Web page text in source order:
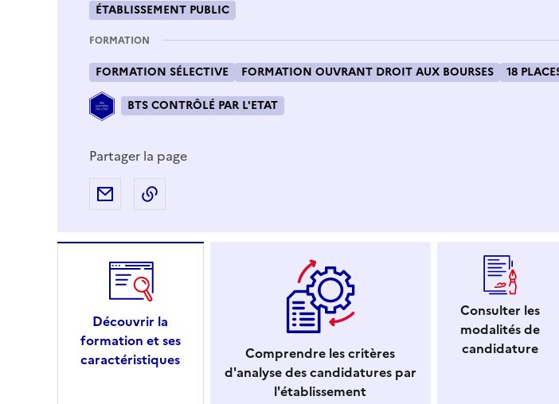
ÉTABLISSEMENT PUBLIC
FORMATION
FORMATION SÉLECTIVE FORMATION OUVRANT DROIT AUX BOURSES 18
BTS CONTRÔLÉ PAR L'ETAT
Partager la page
Partager par e-mail
Découvrir la
formation et ses
caractéristiques
Comprendre les critères
d'analyse des candidatures par
l'établissement
Consulter les
modalités de
candidature